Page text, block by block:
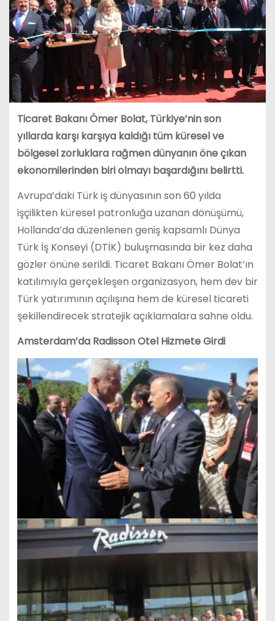
Ticaret Bakanı Ömer Bolat, Türkiye’nin son
yıllarda karşı karşıya kaldığı tüm küresel ve
bölgesel zorluklara rağmen dünyanın öne çıkan
ekonomilerinden biri olmayı başardığını belirtti.
Avrupa’daki Türk iş dünyasının son 60 yılda
işçilikten küresel patronluğa uzanan dönüşümü,
Hollanda’da düzenlenen geniş kapsamlı Dünya
Türk İş Konseyi (DTİK) buluşmasında bir kez daha
gözler önüne serildi. Ticaret Bakanı Ömer Bolat’ın
katılımıyla gerçekleşen organizasyon, hem dev bir
Türk yatırımının açılışına hem de küresel ticareti
şekillendirecek stratejik açıklamalara sahne oldu.
Amsterdam’da Radisson Otel Hizmete Girdi